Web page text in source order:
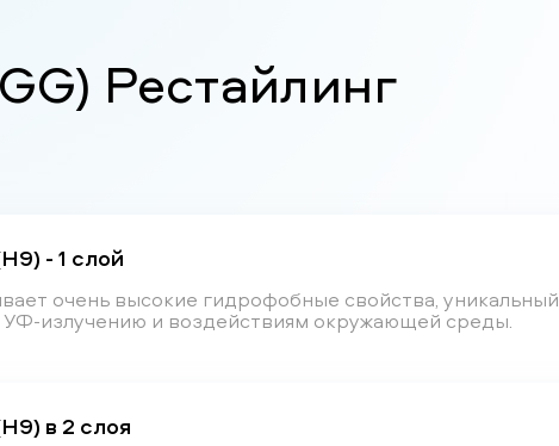
Рестайлинг
- 1 слой
очень высокие гидрофобные свойства, уникальный
УФ-излучению и воздействиям окружающей среды.
в 2 слоя